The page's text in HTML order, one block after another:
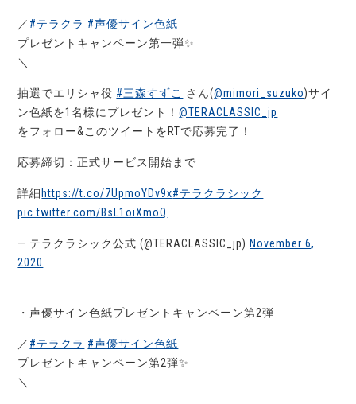
／ #テラクラ #声優サイン色紙
プレゼントキャンペーン第一弾✨
＼
抽選でエリシャ役 #三森すずこ さん(@mimori_suzuko)サイ
ン色紙を1名様にプレゼント！@TERACLASSIC_jp
をフォロー&このツイートをRTで応募完了！
応募締切：正式サービス開始まで
詳細 https://t.co/7UpmoYDv9x#テラクラシック
pic.twitter.com/BsL1oiXmoQ
— テラクラシック公式 (@TERACLASSIC_jp) November 6,
2020
・声優サイン色紙プレゼントキャンペーン第2弾
／ #テラクラ #声優サイン色紙
プレゼントキャンペーン第2弾✨
＼